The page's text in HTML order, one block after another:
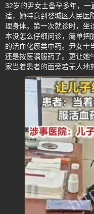
32岁的尹女士备孕多年，
适，她特意到婺城区人民医
理身体。第一次就诊时，坐
本没怎么仔细问诊，简单把
的活血化瘀类中药。尹女士
还是按医嘱服药了。更让她
家当着患者的面旁若无人地